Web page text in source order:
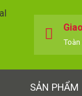
Toàn
SẢN PHẨM